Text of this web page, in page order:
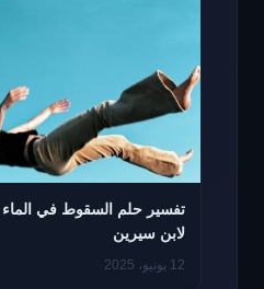
تفسير حلم السقوط في الماء
لابن سيرين
12 يونيو، 2025